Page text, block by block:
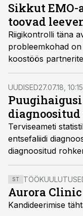
Sikkut
toovad
Riigikontrolli täna
probleemkohad
koostöös
lahendamisega ka
terviseminister Riina
UUDISED27.07.18, 10:15
Puugihaigusi
Terviseameti
entsefaliidi
diagnoositud
ajaga.
ST
Aurora
Kandideerimise